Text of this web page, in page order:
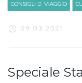
CONSIGLI DI VIAGGIO
09.03.2021
Speciale